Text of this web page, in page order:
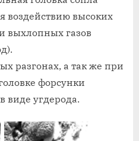
воздействию высоких
выхлопных газов
разгонах, а так же при
форсунки
виде угдерода.